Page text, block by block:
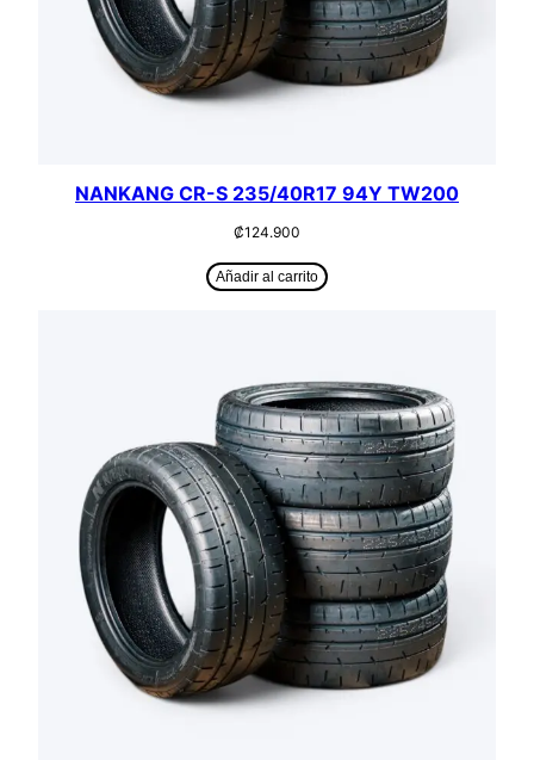
NANKANG CR-S 235/40R17 94Y TW200
₡124.900
Añadir al carrito